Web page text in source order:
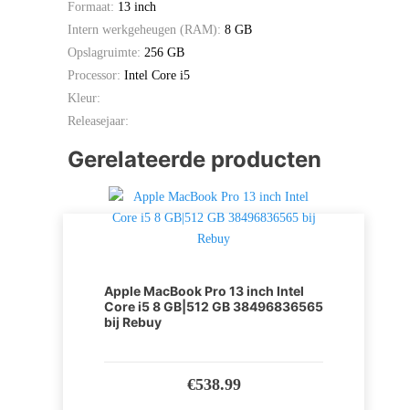
Formaat: 13 inch
Intern werkgeheugen (RAM): 8 GB
Opslagruimte: 256 GB
Processor: Intel Core i5
Kleur:
Releasejaar:
Gerelateerde producten
Apple MacBook Pro 13 inch Intel
Core i5 8 GB|512 GB 38496836565
bij Rebuy
€538.99